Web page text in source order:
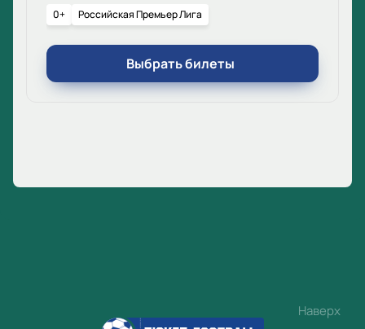
0+ Российская Премьер Лига
Выбрать билеты
Наверх